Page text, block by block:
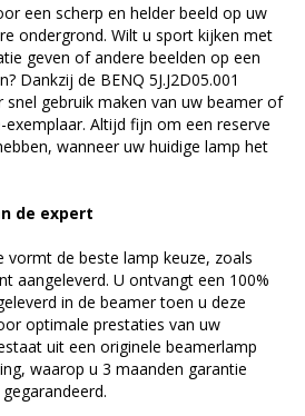
een scherp en helder beeld op uw
ondergrond. Wilt u sport kijken met
geven of andere beelden op een
Dankzij de BENQ 5J.J2D05.001
gebruik maken van uw beamer of
Altijd fijn om een reserve
wanneer uw huidige lamp het
de expert
vormt de beste lamp keuze, zoals
aangeleverd. U ontvangt een 100%
in de beamer toen u deze
optimale prestaties van uw
uit een originele beamerlamp
waarop u 3 maanden garantie